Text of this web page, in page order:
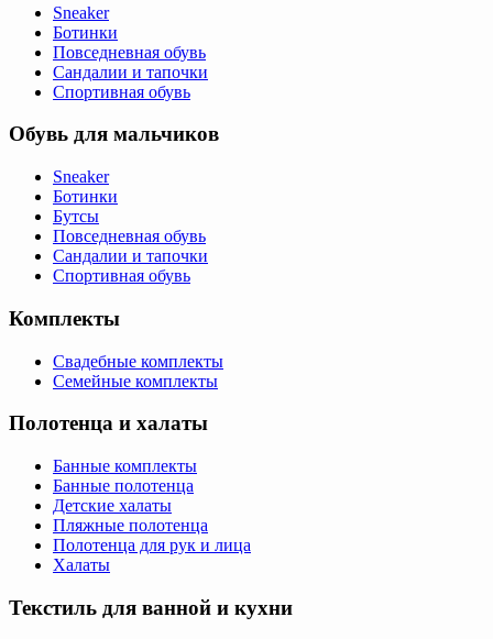
Sneaker
Ботинки
Повседневная обувь
Сандалии и тапочки
Спортивная обувь
Обувь для мальчиков
Sneaker
Ботинки
Бутсы
Повседневная обувь
Сандалии и тапочки
Спортивная обувь
Комплекты
Свадебные комплекты
Семейные комплекты
Полотенца и халаты
Банные комплекты
Банные полотенца
Детские халаты
Пляжные полотенца
Полотенца для рук и лица
Халаты
Текстиль для ванной и кухни